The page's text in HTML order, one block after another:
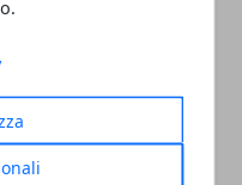
l'ultimo
Spielberg